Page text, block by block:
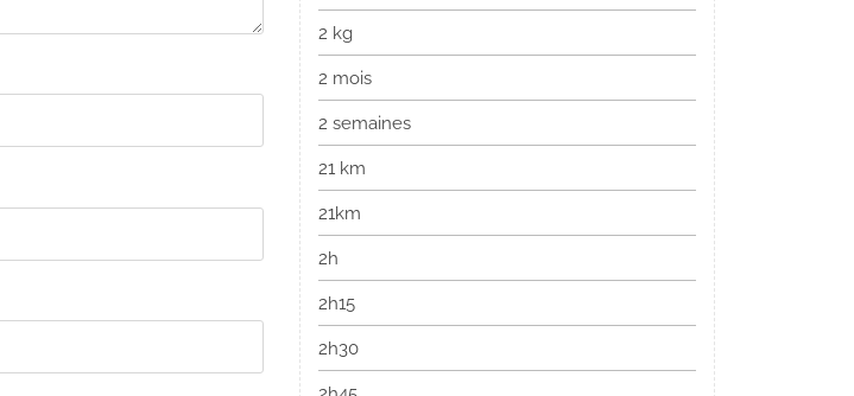
2 kg
2 mois
2 semaines
21 km
21km
2h
2h15
2h30